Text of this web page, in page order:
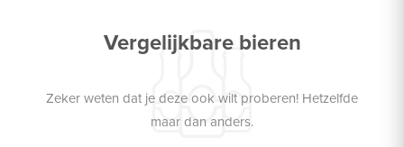
Vergelijkbare bieren
Zeker weten dat je deze ook wilt proberen! Hetzelfde
maar dan anders.